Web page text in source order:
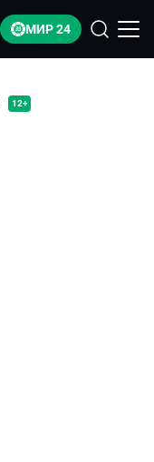
МИР 24
12+